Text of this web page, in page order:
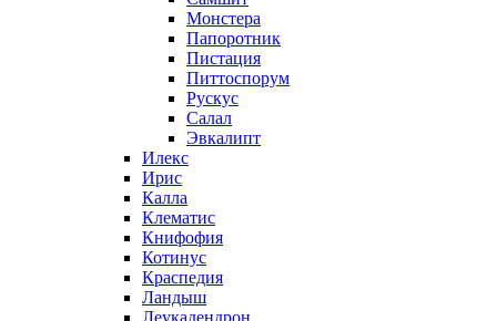
Монстера
Папоротник
Пистация
Питтоспорум
Рускус
Салал
Эвкалипт
Илекс
Ирис
Калла
Клематис
Книфофия
Котинус
Краспедия
Ландыш
Леукадендрон